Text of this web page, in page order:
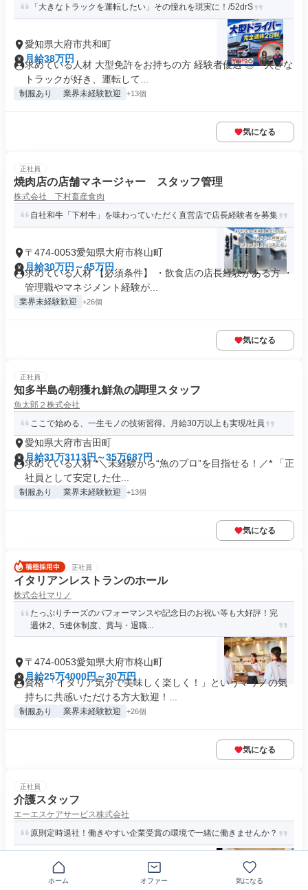
「大きなトラックを運転したい」その憧れを現実に！/52drS
愛知県大府市共和町
月給38万円
求めている人材 大型免許をお持ちの方 経験者優遇 ◎「大きな
トラックが好き、運転して...
制服あり 業界未経験歓迎 +13個
気になる
正社員
焼肉店の店舗マネージャー スタッフ管理
株式会社 下村畜産食肉
自社和牛「下村牛」を味わっていただく直営店で店長経験者を募集
〒474-0053愛知県大府市柊山町
月給30万円～45万円
求めている人材 【必須条件】 ・飲食店の店長経験がある方 ・
管理職やマネジメント経験が...
業界未経験歓迎 +26個
気になる
正社員
知多半島の朝獲れ鮮魚の調理スタッフ
魚太郎２株式会社
ここで始める、一生モノの技術習得。月給30万以上も実現/社員
愛知県大府市吉田町
月給31万3113円～35万687円
求めている人材 *＼未経験から“魚のプロ”を目指せる！／* 「正
社員として安定した仕...
制服あり 業界未経験歓迎 +13個
気になる
正社員
イタリアンレストランのホール
株式会社マリノ
たっぷりチーズのパフォーマンスや記念日のお祝い等も大好評！完
週休2、5連休制度、賞与・退職...
〒474-0053愛知県大府市柊山町
月給25万4000円～30万円
資格 「イタリア気分で美味しく楽しく！」というマリノの気
持ちに共感いただける方大歓迎！...
制服あり 業界未経験歓迎 +26個
気になる
正社員
介護スタッフ
エーエスケアサービス株式会社
原則定時退社！働きやすい企業受賞の環境で一緒に働きませんか？
愛知県大府市吉田町
月給22万4000円以上
ホーム オファー 気になる